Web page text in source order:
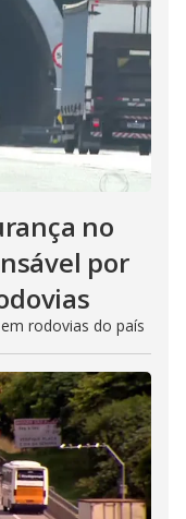
no
por
rodovias do país